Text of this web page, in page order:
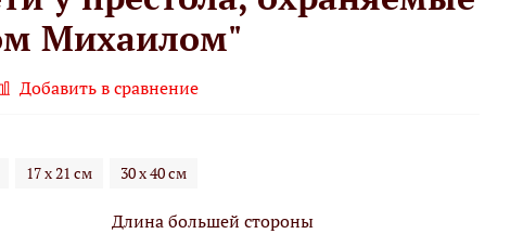
Михаилом"
Добавить в сравнение
17 х 21 см 30 х 40 см
Длина большей стороны